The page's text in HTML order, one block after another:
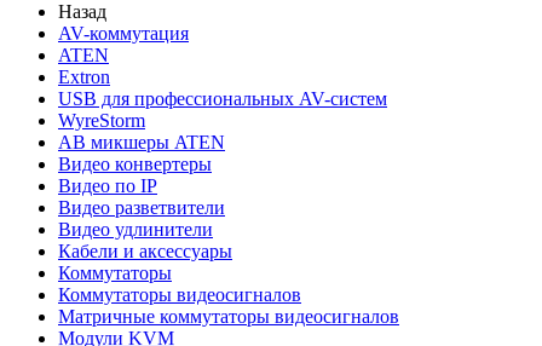
Назад
AV-коммутация
ATEN
Extron
USB для профессиональных AV-систем
WyreStorm
АВ микшеры ATEN
Видео конвертеры
Видео по IP
Видео разветвители
Видео удлинители
Кабели и аксессуары
Коммутаторы
Коммутаторы видеосигналов
Матричные коммутаторы видеосигналов
Модули KVM